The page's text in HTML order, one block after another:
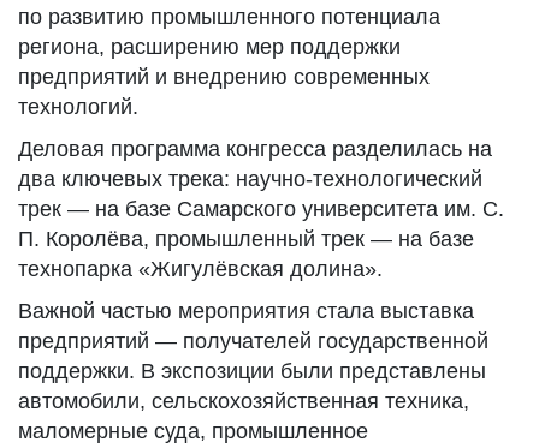
по развитию промышленного потенциала
региона, расширению мер поддержки
предприятий и внедрению современных
технологий.
Деловая программа конгресса разделилась на
два ключевых трека: научно‑технологический
трек — на базе Самарского университета им. С.
П. Королёва, промышленный трек — на базе
технопарка «Жигулёвская долина».
Важной частью мероприятия стала выставка
предприятий — получателей государственной
поддержки. В экспозиции были представлены
автомобили, сельскохозяйственная техника,
маломерные суда, промышленное